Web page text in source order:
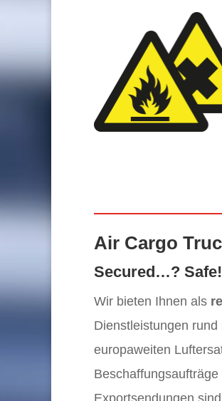
Air Cargo
Secured…? Safe!
Wir bieten Ihnen als
Dienstleistungen
europaweiten